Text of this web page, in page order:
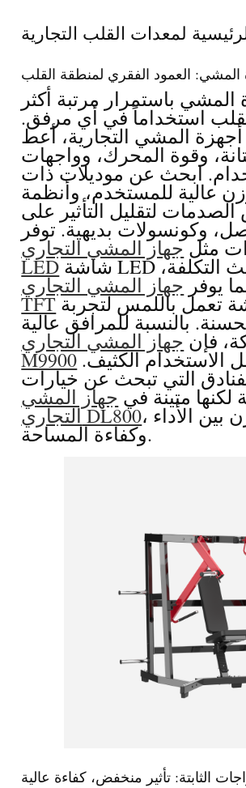
لمعدات القلب التجارية
المشي: العمود الفقري لمنطقة القلب
باستمرار مرتبة أكثر
استخداماً في أي مرفق.
أجهزة المشي التجارية، أعط
وقوة المحرك، وواجهات
ابحث عن موديلات ذات
عالية للمستخدم، وأنظمة
لتقليل التأثير على
وكونسولات بديهية. توفر
مثلجهاز المشي التجاري M005-
LEDشاشة LED فعالة من حيث التكلفة،
يوفر جهاز المشي التجاري M005-
TFTواجهة شاشة تعمل باللمس لتجربة
بالنسبة للمرافق عالية
فإنجهاز المشي التجاري
M9900مصمم لتحمل الاستخدام الكثيف.
التي تبحث عن خيارات
متينة في جهاز المشي
التجاري DL800، الذي يوازن بين الأداء
وكفاءة المساحة.
الثابتة: تأثير منخفض، كفاءة عالية